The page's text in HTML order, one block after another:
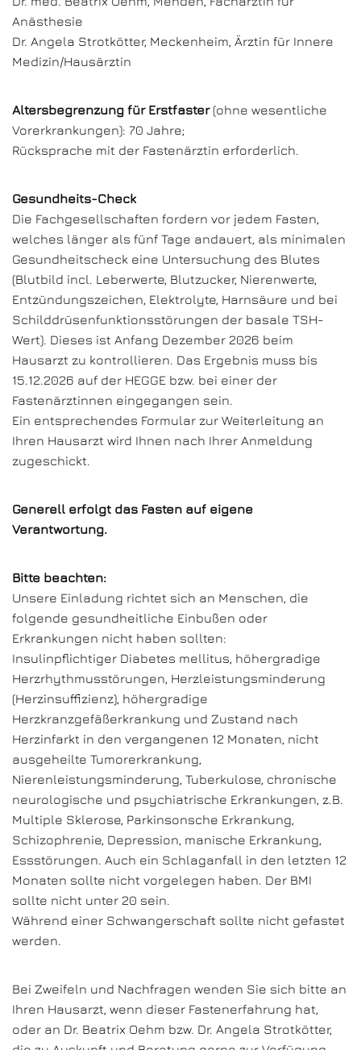
Anästhesie
Dr. Angela Strotkötter, Meckenheim, Ärztin für Innere
Medizin/Hausärztin
Altersbegrenzung für Erstfaster(ohne wesentliche
Vorerkrankungen): 70 Jahre;
Rücksprache mit der Fastenärztin erforderlich.
Gesundheits-Check
Die Fachgesellschaften fordern vor jedem Fasten,
welches länger als fünf Tage andauert, als minimalen
Gesundheitscheck eine Untersuchung des Blutes
(Blutbild incl. Leberwerte, Blutzucker, Nierenwerte,
Entzündungszeichen, Elektrolyte, Harnsäure und bei
Schilddrüsenfunktionsstörungen der basale TSH-
Wert). Dieses ist Anfang Dezember 2026 beim
Hausarzt zu kontrollieren. Das Ergebnis muss bis
15.12.2026 auf der HEGGE bzw. bei einer der
Fastenärztinnen eingegangen sein.
Ein entsprechendes Formular zur Weiterleitung an
Ihren Hausarzt wird Ihnen nach Ihrer Anmeldung
zugeschickt.
Generell erfolgt das Fasten auf eigene
Verantwortung.
Bitte beachten:
Unsere Einladung richtet sich an Menschen, die
folgende gesundheitliche Einbußen oder
Erkrankungen nicht haben sollten:
Insulinpflichtiger Diabetes mellitus, höhergradige
Herzrhythmusstörungen, Herzleistungsminderung
(Herzinsuffizienz), höhergradige
Herzkranzgefäßerkrankung und Zustand nach
Herzinfarkt in den vergangenen 12 Monaten, nicht
ausgeheilte Tumorerkrankung,
Nierenleistungsminderung, Tuberkulose, chronische
neurologische und psychiatrische Erkrankungen, z.B.
Multiple Sklerose, Parkinsonsche Erkrankung,
Schizophrenie, Depression, manische Erkrankung,
Essstörungen. Auch ein Schlaganfall in den letzten 12
Monaten sollte nicht vorgelegen haben. Der BMI
sollte nicht unter 20 sein.
Während einer Schwangerschaft sollte nicht gefastet
werden.
Bei Zweifeln und Nachfragen wenden Sie sich bitte an
Ihren Hausarzt, wenn dieser Fastenerfahrung hat,
oder an Dr. Beatrix Oehm bzw. Dr. Angela Strotkötter,